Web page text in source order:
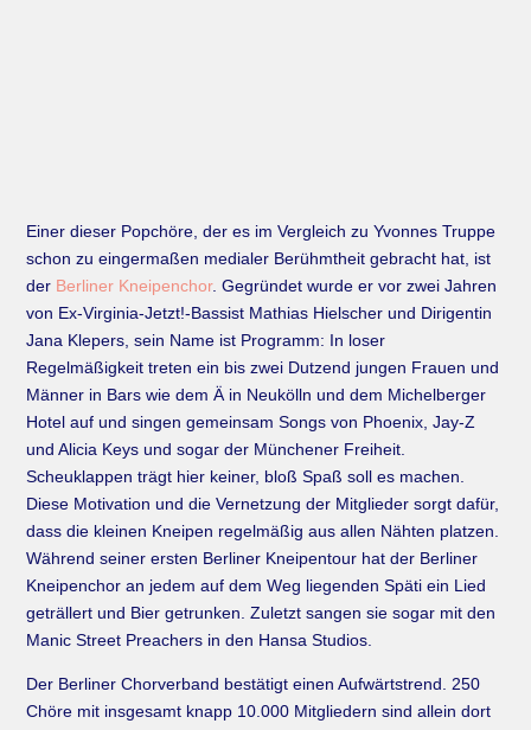
Einer dieser Popchöre, der es im Vergleich zu Yvonnes Truppe
schon zu eingermaßen medialer Berühmtheit gebracht hat, ist
der Berliner Kneipenchor. Gegründet wurde er vor zwei Jahren
von Ex-Virginia-Jetzt!-Bassist Mathias Hielscher und Dirigentin
Jana Klepers, sein Name ist Programm: In loser
Regelmäßigkeit treten ein bis zwei Dutzend jungen Frauen und
Männer in Bars wie dem Ä in Neukölln und dem Michelberger
Hotel auf und singen gemeinsam Songs von Phoenix, Jay-Z
und Alicia Keys und sogar der Münchener Freiheit.
Scheuklappen trägt hier keiner, bloß Spaß soll es machen.
Diese Motivation und die Vernetzung der Mitglieder sorgt dafür,
dass die kleinen Kneipen regelmäßig aus allen Nähten platzen.
Während seiner ersten Berliner Kneipentour hat der Berliner
Kneipenchor an jedem auf dem Weg liegenden Späti ein Lied
geträllert und Bier getrunken. Zuletzt sangen sie sogar mit den
Manic Street Preachers in den Hansa Studios.
Der Berliner Chorverband bestätigt einen Aufwärtstrend. 250
Chöre mit insgesamt knapp 10.000 Mitgliedern sind allein dort